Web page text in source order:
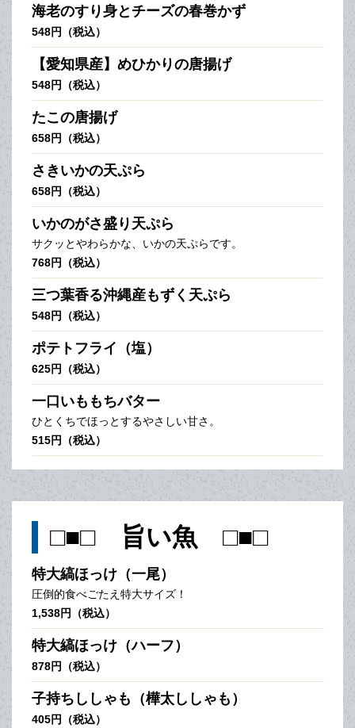
海老のすり身とチーズの春巻かず
548円（税込）
【愛知県産】めひかりの唐揚げ
548円（税込）
たこの唐揚げ
658円（税込）
さきいかの天ぷら
658円（税込）
いかのがさ盛り天ぷら
サクッとやわらかな、いかの天ぷらです。
768円（税込）
三つ葉香る沖縄産もずく天ぷら
548円（税込）
ポテトフライ（塩）
625円（税込）
一口いももちバター
ひとくちでほっとするやさしい甘さ。
515円（税込）
□■□ 旨い魚 □■□
特大縞ほっけ（一尾）
圧倒的食べごたえ特大サイズ！
1,538円（税込）
特大縞ほっけ（ハーフ）
878円（税込）
子持ちししゃも（樺太ししゃも）
405円（税込）